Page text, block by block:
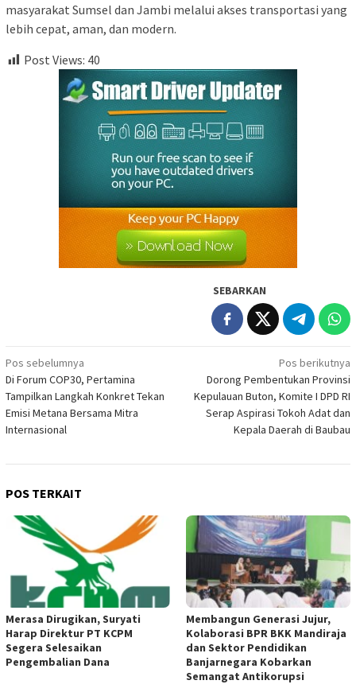
masyarakat Sumsel dan Jambi melalui akses transportasi yang
lebih cepat, aman, dan modern.
Post Views: 40
SEBARKAN
Navigasi
pos
Pos sebelumnya
Di Forum COP30, Pertamina
Tampilkan Langkah Konkret Tekan
Emisi Metana Bersama Mitra
Internasional
Pos berikutnya
Dorong Pembentukan Provinsi
Kepulauan Buton, Komite I DPD RI
Serap Aspirasi Tokoh Adat dan
Kepala Daerah di Baubau
POS TERKAIT
Merasa Dirugikan, Suryati
Harap Direktur PT KCPM
Segera Selesaikan
Pengembalian Dana
Membangun Generasi Jujur,
Kolaborasi BPR BKK Mandiraja
dan Sektor Pendidikan
Banjarnegara Kobarkan
Semangat Antikorupsi